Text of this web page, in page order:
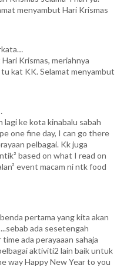
menyambut Hari Krismas
Krismas, meriahnya
kat KK. Selamat menyambut
ke kota kinabalu sabah
one fine day, I can go there
pelbagai. Kk juga
based on what I read on
event macam ni ntk food
pertama yang kita akan
ada sesetengah
ada perayaaan sahaja
aktiviti2 lain baik untuk
way Happy New Year to you